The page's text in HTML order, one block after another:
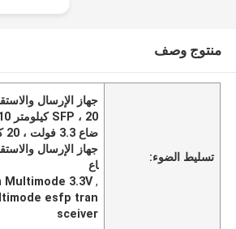
منتوج وصف
تسليط الضوء:
اع
,
Multimode 3.3V
esfp tran
sceiver